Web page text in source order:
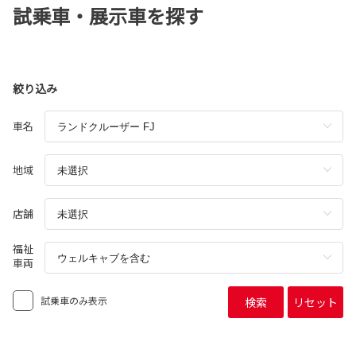
試乗車・展示車を探す
絞り込み
車名
地域
店舗
福祉
車両
試乗車のみ表示 検索 リセット